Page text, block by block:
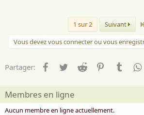
1 sur 2 Suivant
Vous devez vous connecter ou vous
Partager: Facebook
TwitterReddit PinterestTumblr
Membres en ligne
Aucun membre en ligne actuellement.